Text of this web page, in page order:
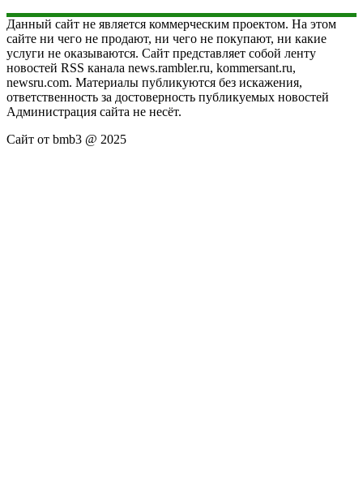
Данный сайт не является коммерческим проектом. На этом
сайте ни чего не продают, ни чего не покупают, ни какие
услуги не оказываются. Сайт представляет собой ленту
новостей RSS канала news.rambler.ru, kommersant.ru,
newsru.com. Материалы публикуются без искажения,
ответственность за достоверность публикуемых новостей
Администрация сайта не несёт.
Сайт от bmb3 @ 2025